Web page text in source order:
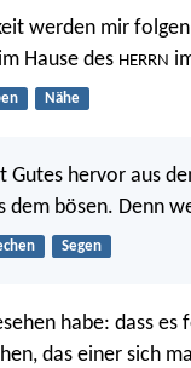
werden mir
Hause des HERRN
Nähe
Gutes hervor aus
dem bösen. Denn
Segen
habe: dass
das einer sich